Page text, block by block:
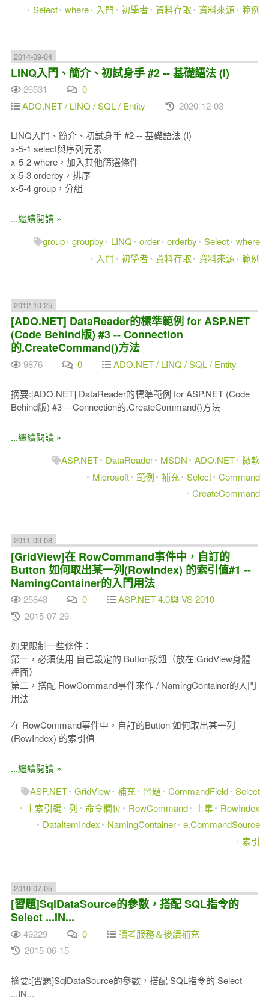
Select where 入門 初學者 資料存取 資料來源 範例
2014-09-04
LINQ入門、簡介、初試身手 #2 -- 基礎語法 (I)
26531
0
ADO.NET / LINQ / SQL / Entity
2020-12-03
LINQ入門、簡介、初試身手 #2 -- 基礎語法 (I)
x-5-1 select與序列元素
x-5-2 where，加入其他篩選條件
x-5-3 orderby，排序
x-5-4 group，分組
...繼續閱讀 »
group groupby LINQ order orderby Select where
入門
初學者 資料存取 資料來源 範例
2012-10-25
[ADO.NET] DataReader的標準範例 for ASP.NET
(Code Behind版) #3 -- Connection
的.CreateCommand()方法
9876 0 ADO.NET / LINQ / SQL / Entity
摘要:[ADO.NET] DataReader的標準範例 for ASP.NET (Code
Behind版) #3 -- Connection的.CreateCommand()方法
...繼續閱讀 »
ASP.NET
DataReader MSDN ADO.NET 微軟
Microsoft 範例 補充 Select Command
CreateCommand
2011-09-08
[GridView]在 RowCommand事件中，自訂的
Button 如何取出某一列(RowIndex) 的索引值#1 --
NamingContainer的入門用法
25843 0
ASP.NET 4.0與 VS 2010
2015-07-29
如果限制一些條件：
第一，必須使用 自己設定的 Button按鈕（放在 GridView身體
裡面）
第二，搭配 RowCommand事件來作 / NamingContainer的入門
用法
在 RowCommand事件中，自訂的Button 如何取出某一列
(RowIndex) 的索引值
...繼續閱讀 »
ASP.NET GridView 補充 習題 CommandField Select
主索引鍵 列 命令欄位 RowCommand 上集
RowIndex
DataItemIndex
NamingContainer e.CommandSource
索引
2010-07-05
[習題]SqlDataSource的參數，搭配 SQL指令的
Select ...IN...
49229 0
讀者服務＆後續補充
2015-06-15
摘要:[習題]SqlDataSource的參數，搭配 SQL指令的 Select
...IN...